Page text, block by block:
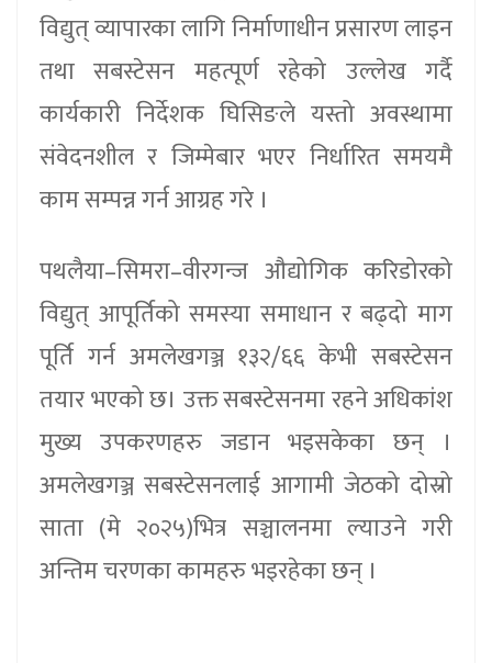
विद्युत् व्यापारका लागि निर्माणाधीन प्रसारण लाइन
तथा सबस्टेसन महत्पूर्ण रहेको उल्लेख गर्दै
कार्यकारी निर्देशक घिसिङले यस्तो अवस्थामा
संवेदनशील र जिम्मेबार भएर निर्धारित समयमै
काम सम्पन्न गर्न आग्रह गरे ।
पथलैया–सिमरा–वीरगन्ज औद्योगिक करिडोरको
विद्युत् आपूर्तिको समस्या समाधान र बढ्दो माग
पूर्ति गर्न अमलेखगञ्ज १३२/६६ केभी सबस्टेसन
तयार भएको छ। उक्त सबस्टेसनमा रहने अधिकांश
मुख्य उपकरणहरु जडान भइसकेका छन् ।
अमलेखगञ्ज सबस्टेसनलाई आगामी जेठको दोस्रो
साता (मे २०२५)भित्र सञ्चालनमा ल्याउने गरी
अन्तिम चरणका कामहरु भइरहेका छन् ।